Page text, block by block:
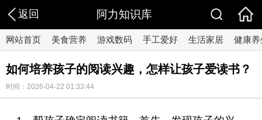
返回 阿力知识库
网站首页 美食营养 游戏数码 手工爱好 生活家居 健康养
如何培养孩子的阅读兴趣，怎样让孩子爱读书？
时间：2026-04-22 01:33:44